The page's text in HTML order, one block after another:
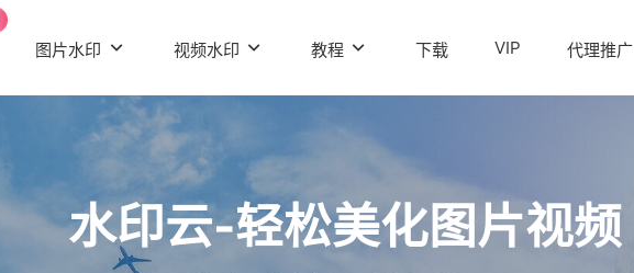
图片水印 视频水印 教程 下载 VIP 代理推广
水印云-轻松美化图片视频